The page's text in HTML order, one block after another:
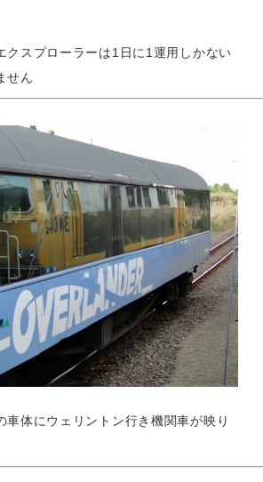
スプローラーは1日に1運用しかない
せん
車体にウェリントン行き機関車が映り